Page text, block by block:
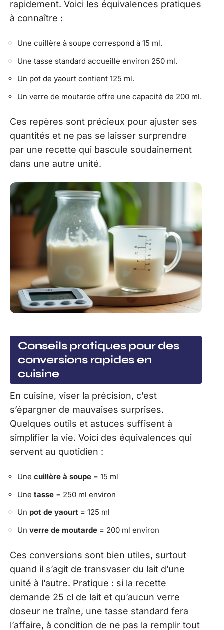
rapidement. Voici les équivalences pratiques
à connaître :
Une cuillère à soupe correspond à 15 ml.
Une tasse standard accueille environ 250 ml.
Un pot de yaourt contient 125 ml.
Un verre de moutarde offre une capacité de 200 ml.
Ces repères sont précieux pour ajuster ses
quantités et ne pas se laisser surprendre
par une recette qui bascule soudainement
dans une autre unité.
Conseils pratiques pour des
conversions rapides en
cuisine
En cuisine, viser la précision, c’est
s’épargner de mauvaises surprises.
Quelques outils et astuces suffisent à
simplifier la vie. Voici des équivalences qui
servent au quotidien :
Une cuillère à soupe = 15 ml
Une tasse = 250 ml environ
Un pot de yaourt = 125 ml
Un verre de moutarde = 200 ml environ
Ces conversions sont bien utiles, surtout
quand il s’agit de transvaser du lait d’une
unité à l’autre. Pratique : si la recette
demande 25 cl de lait et qu’aucun verre
doseur ne traîne, une tasse standard fera
l’affaire, à condition de ne pas la remplir tout